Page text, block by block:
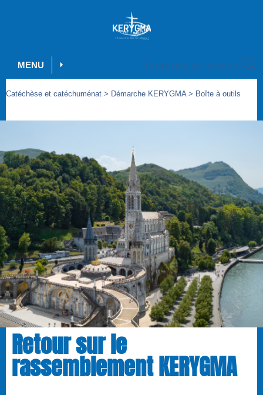
MENU
Catéchèse et catéchuménat > Démarche KERYGMA> Boîte à outils
Retour sur le
rassemblement KERYGMA